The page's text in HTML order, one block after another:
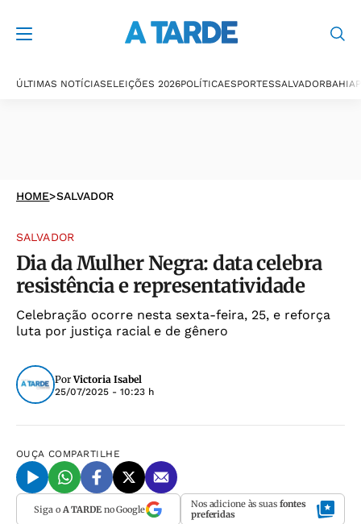
ÚLTIMAS NOTÍCIASELEIÇÕES 2026POLÍTICAESPORTESSALVADORBAHIA
HOME>SALVADOR
SALVADOR
Dia da Mulher Negra: data celebra
resistência e representatividade
Celebração ocorre nesta sexta-feira, 25, e reforça
luta por justiça racial e de gênero
PorVictoria Isabel
25/07/2025 - 10:23 h
OUÇA COMPARTILHE
Siga o A TARDEno Google Nos adicione às suas fontes
preferidas